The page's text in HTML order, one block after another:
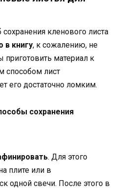
кленового листа
в книгу, к сожалению, не
приготовить материал к
способом лист
его достаточно ломким.
сохранения
. Для этого
плите или в
одной свечи. После этого в